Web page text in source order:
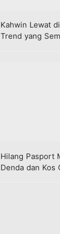
Kahwin Lewat
Trend yang
Hilang Pasport
Denda dan Kos